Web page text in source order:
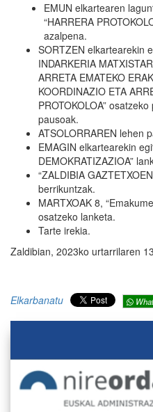
EMUN elkartearen
“HARRERA
azalpena.
SORTZEN elkartearekin
INDARKERIA
ARRETA EMATEKO
KOORDINAZIO ETA
PROTOKOLOA”
pausoak.
ATSOLORRAREN lehen
EMAGIN elkartearekin
DEMOKRATIZAZIOA”
“ZALDIBIA
berrikuntzak.
MARTXOAK 8,
osatzeko lanketa.
Tarte irekia.
Zaldibian, 2023ko urtarrilaren
Elkarbanatu